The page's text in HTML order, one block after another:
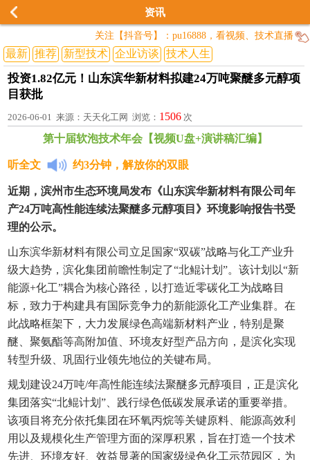
资讯
关注【抖音号】：pu16888，看视频、技术直播
最新 推荐 新型技术 企业访谈 技术人生
投资1.82亿元！山东滨华新材料拟建24万吨聚醚多元醇项
目获批
2026-06-01 来源：天天化工网 浏览： 1506 次
第十届软泡技术年会【视频U盘+演讲稿汇编】
听全文 约3分钟，解放你的双眼
近期，滨州市生态环境局发布《山东滨华新材料有限公司年
产24万吨高性能连续法聚醚多元醇项目》环境影响报告书受
理的公示。
山东滨华新材料有限公司立足国家“双碳”战略与化工产业升
级大趋势，滨化集团前瞻性制定了“北鲲计划”。该计划以“新
能源+化工”耦合为核心路径，以打造近零碳化工为战略目
标，致力于构建具有国际竞争力的新能源化工产业集群。在
此战略框架下，大力发展绿色高端新材料产业，特别是聚
醚、聚氨酯等高附加值、环境友好型产品方向，是滨化实现
转型升级、巩固行业领先地位的关键布局。
规划建设24万吨/年高性能连续法聚醚多元醇项目，正是滨化
集团落实“北鲲计划”、践行绿色低碳发展承诺的重要举措。
该项目将充分依托集团在环氧丙烷等关键原料、能源高效利
用以及规模化生产管理方面的深厚积累，旨在打造一个技术
先进、环境友好、效益显著的国家级绿色化工示范园区，为